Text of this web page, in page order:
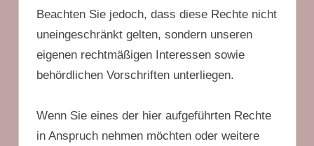
Beachten Sie jedoch, dass diese Rechte nicht
uneingeschränkt gelten, sondern unseren
eigenen rechtmäßigen Interessen sowie
behördlichen Vorschriften unterliegen.
Wenn Sie eines der hier aufgeführten Rechte
in Anspruch nehmen möchten oder weitere